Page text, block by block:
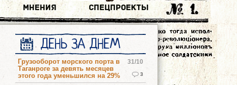
Мнения Спецпроекты
ДЕНЬ ЗА ДНЕМ
31/10
3
Грузооборот морского порта в
Таганроге за девять месяцев
этого года уменьшился на 29%